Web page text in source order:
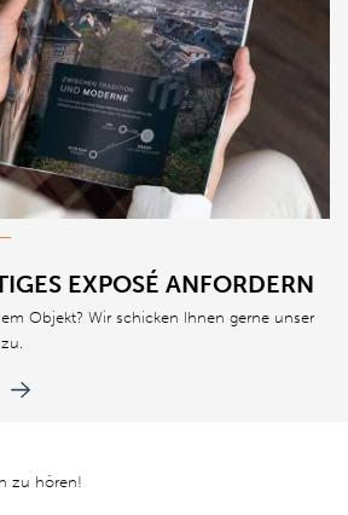
EXPOSÉ ANFORDERN
Objekt? Wir schicken Ihnen gerne unser
zu hören!